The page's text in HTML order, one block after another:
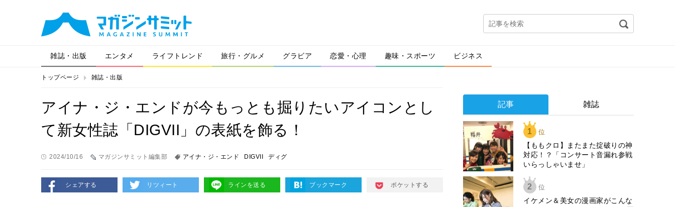
雑誌・出版 エンタメ ライフトレンド 旅行・グルメ グラビア 恋愛・心理 趣味・スポーツ ビジネス
トップページ 雑誌・出版
アイナ・ジ・エンドが今もっとも掘りたいアイコンとし
て新女性誌「DIGVII」の表紙を飾る！
2024/10/16 マガジンサミット編集部 アイナ・ジ・エンド DIGVII ディグ
シェアする リツィート ラインを送る ブックマーク ポケットする
記事 雑誌
1 位
【ももクロ】またまた掟破りの神
対応！？「コンサート音漏れ参戦
いらっしゃいませ」
2 位
イケメン＆美女の漫画家がこんな